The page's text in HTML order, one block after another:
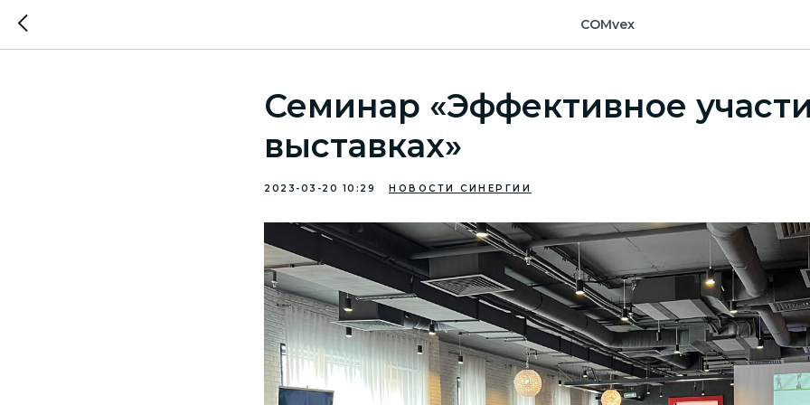
COMvex
Семинар «Эффективное
выставках»
2023-03-20 10:29 НОВОСТИ СИНЕРГИИ